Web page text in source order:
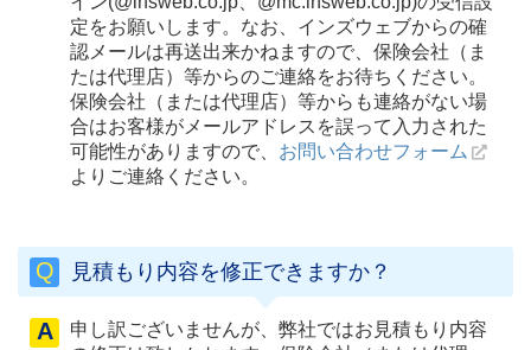
定をお願いします。なお、インズウェブからの確
認メールは再送出来かねますので、保険会社（ま
たは代理店）等からのご連絡をお待ちください。
保険会社（または代理店）等からも連絡がない場
合はお客様がメールアドレスを誤って入力された
可能性がありますので、 お問い合わせフォーム
よりご連絡ください。
見積もり内容を修正できますか？
申し訳ございませんが、弊社ではお見積もり内容